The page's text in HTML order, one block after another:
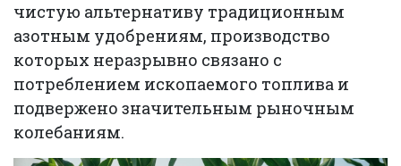
чистую альтернативу традиционным
азотным удобрениям, производство
которых неразрывно связано с
потреблением ископаемого топлива и
подвержено значительным рыночным
колебаниям.